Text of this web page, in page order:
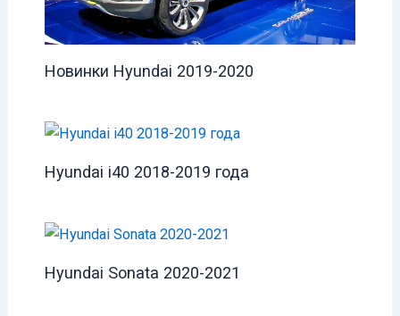
Новинки Hyundai 2019-2020
Hyundai i40 2018-2019 года
Hyundai Sonata 2020-2021